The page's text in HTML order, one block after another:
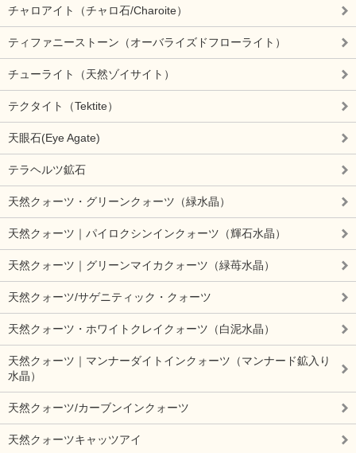
チャロアイト（チャロ石/Charoite）
ティファニーストーン（オーバライズドフローライト）
チューライト（天然ゾイサイト）
テクタイト（Tektite）
天眼石(Eye Agate)
テラヘルツ鉱石
天然クォーツ・グリーンクォーツ（緑水晶）
天然クォーツ｜パイロクシンインクォーツ（輝石水晶）
天然クォーツ｜グリーンマイカクォーツ（緑苺水晶）
天然クォーツ/サゲニティック・クォーツ
天然クォーツ・ホワイトクレイクォーツ（白泥水晶）
天然クォーツ｜マンナーダイトインクォーツ（マンナード鉱入り
水晶）
天然クォーツ/カーブンインクォーツ
天然クォーツキャッツアイ